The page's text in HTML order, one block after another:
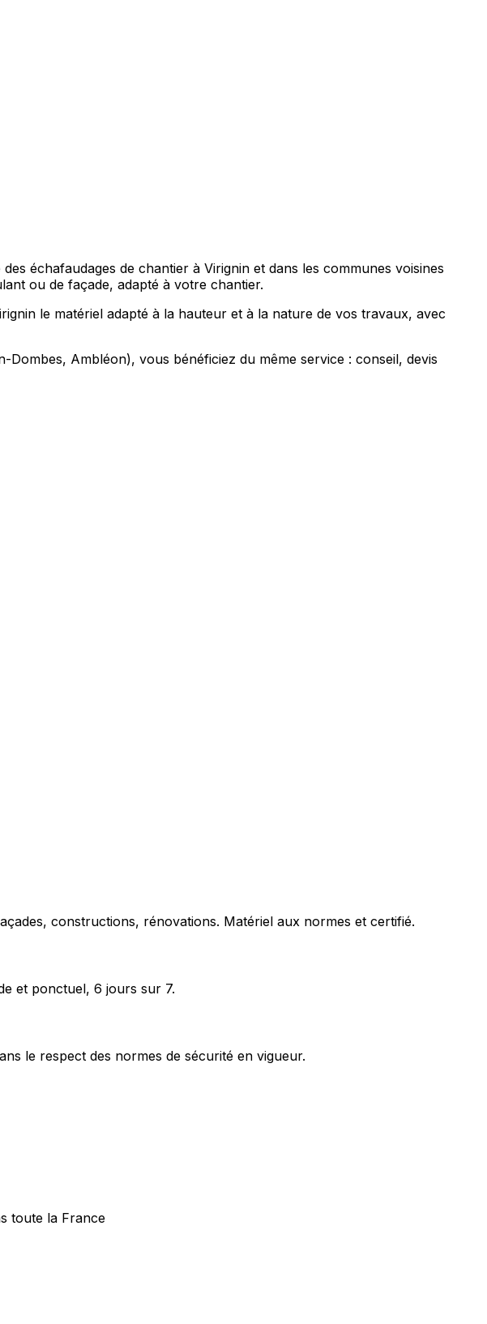
échafaudages de chantier à Virignin et dans les communes voisines
ou de façade, adapté à votre chantier.
le matériel adapté à la hauteur et à la nature de vos travaux, avec
Ambléon), vous bénéficiez du même service : conseil, devis
constructions, rénovations. Matériel aux normes et certifié.
et ponctuel, 6 jours sur 7.
le respect des normes de sécurité en vigueur.
toute la France